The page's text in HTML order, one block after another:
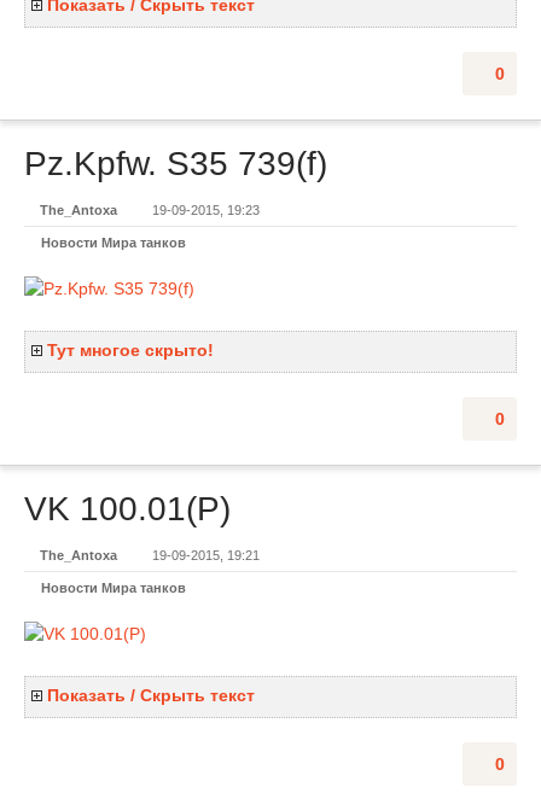
Показать / Скрыть текст
0
Pz.Kpfw. S35 739(f)
The_Antoxa 19-09-2015, 19:23
Новости Мира танков
Тут многое скрыто!
0
VK 100.01(P)
The_Antoxa 19-09-2015, 19:21
Новости Мира танков
Показать / Скрыть текст
0